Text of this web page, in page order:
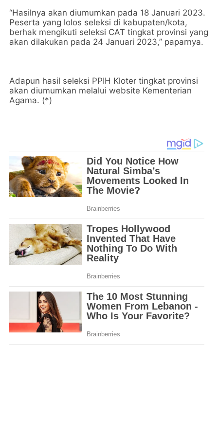
“Hasilnya akan diumumkan pada 18 Januari 2023.
Peserta yang lolos seleksi di kabupaten/kota,
berhak mengikuti seleksi CAT tingkat provinsi yang
akan dilakukan pada 24 Januari 2023,” paparnya.
Adapun hasil seleksi PPIH Kloter tingkat provinsi
akan diumumkan melalui website Kementerian
Agama. (*)